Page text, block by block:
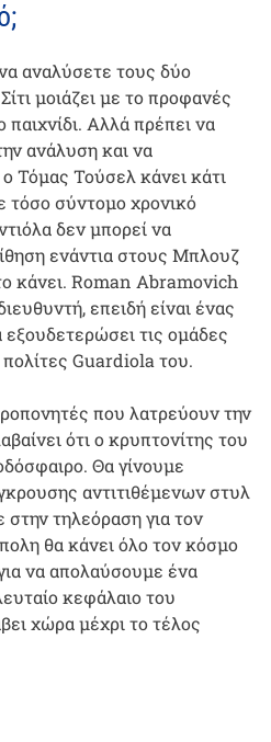
αναλύσετε τους δύο
μοιάζει με το προφανές
παιχνίδι. Αλλά πρέπει να
ανάλυση και να
Τόμας Τούσελ κάνει κάτι
τόσο σύντομο χρονικό
δεν μπορεί να
ενάντια στους Μπλουζ
κάνει. Roman Abramovich
επειδή είναι ένας
τις ομάδες
Guardiola του.
που λατρεύουν την
ότι ο κρυπτονίτης του
Θα γίνουμε
αντιτιθέμενων στυλ
στην τηλεόραση για τον
θα κάνει όλο τον κόσμο
να απολαύσουμε ένα
κεφάλαιο του
χώρα μέχρι το τέλος